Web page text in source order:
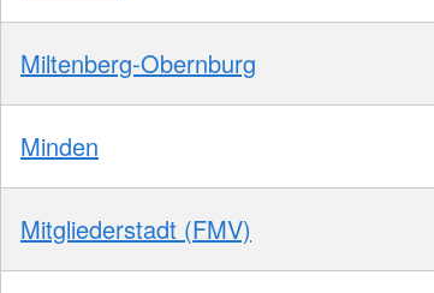
Miltenberg-Obernburg
Minden
Mitgliederstadt (FMV)